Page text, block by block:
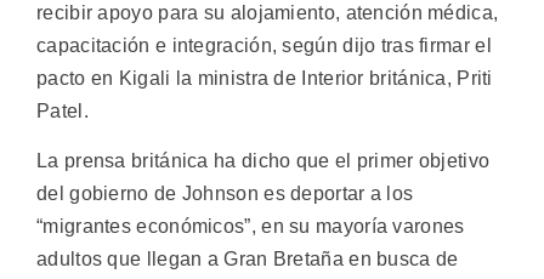
recibir apoyo para su alojamiento, atención médica,
capacitación e integración, según dijo tras firmar el
pacto en Kigali la ministra de Interior británica, Priti
Patel.
La prensa británica ha dicho que el primer objetivo
del gobierno de Johnson es deportar a los
“migrantes económicos”, en su mayoría varones
adultos que llegan a Gran Bretaña en busca de